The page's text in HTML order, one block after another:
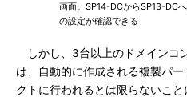
画面。SP14-DCからSP13-DC
の設定が確認できる
しかし、3台以上のドメインコ
は、自動的に作成される複製パ
クトに行われるとは限らないこ